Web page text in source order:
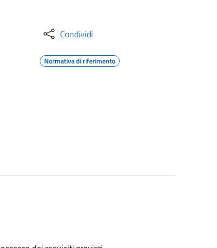
Condividi
Normativa di riferimento